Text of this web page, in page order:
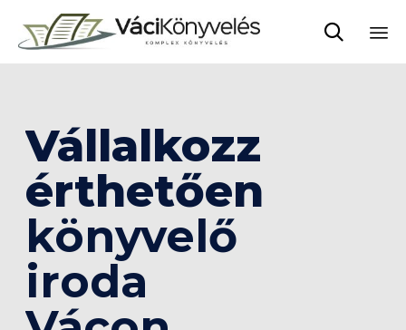

Vállalkozz
érthetően
könyvelő
iroda